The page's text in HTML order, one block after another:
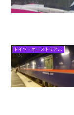
ドイツ・オーストリア・中欧